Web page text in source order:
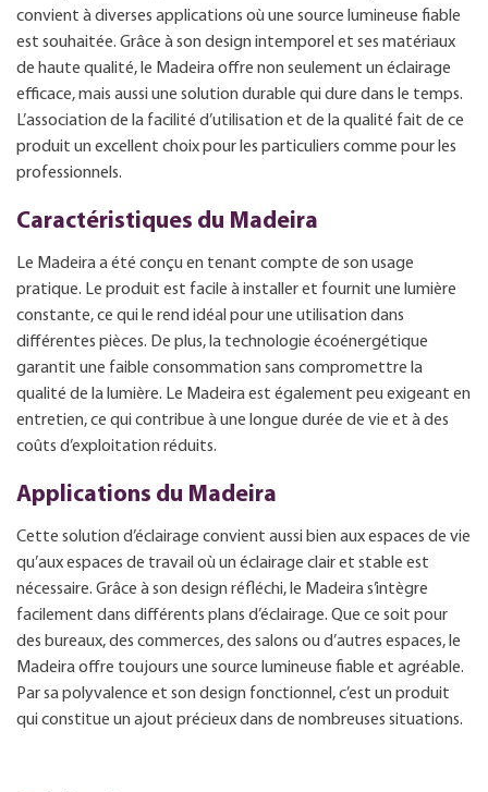
convient à diverses applications où une source lumineuse fiable
est souhaitée. Grâce à son design intemporel et ses matériaux
de haute qualité, le Madeira offre non seulement un éclairage
efficace, mais aussi une solution durable qui dure dans le temps.
L’association de la facilité d’utilisation et de la qualité fait de ce
produit un excellent choix pour les particuliers comme pour les
professionnels.
Caractéristiques du Madeira
Le Madeira a été conçu en tenant compte de son usage
pratique. Le produit est facile à installer et fournit une lumière
constante, ce qui le rend idéal pour une utilisation dans
différentes pièces. De plus, la technologie écoénergétique
garantit une faible consommation sans compromettre la
qualité de la lumière. Le Madeira est également peu exigeant en
entretien, ce qui contribue à une longue durée de vie et à des
coûts d’exploitation réduits.
Applications du Madeira
Cette solution d’éclairage convient aussi bien aux espaces de vie
qu’aux espaces de travail où un éclairage clair et stable est
nécessaire. Grâce à son design réfléchi, le Madeira s’intègre
facilement dans différents plans d’éclairage. Que ce soit pour
des bureaux, des commerces, des salons ou d’autres espaces, le
Madeira offre toujours une source lumineuse fiable et agréable.
Par sa polyvalence et son design fonctionnel, c’est un produit
qui constitue un ajout précieux dans de nombreuses situations.